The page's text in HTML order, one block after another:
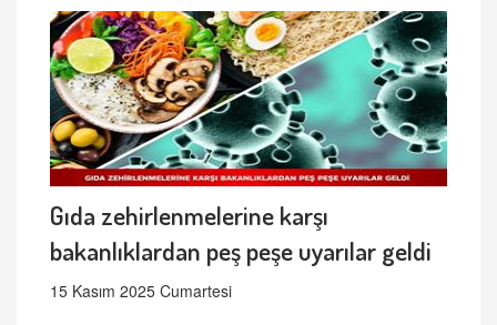
Gıda zehirlenmelerine karşı
bakanlıklardan peş peşe uyarılar geldi
15 Kasım 2025 Cumartesi